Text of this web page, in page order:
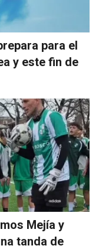
para el
y este fin de
Mejía y
tanda de